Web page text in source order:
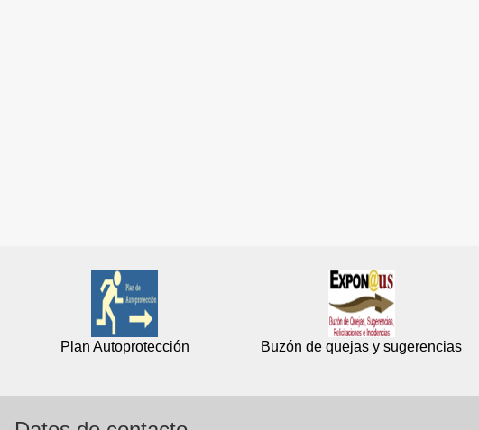
Plan Autoprotección Buzón de quejas y sugerencias